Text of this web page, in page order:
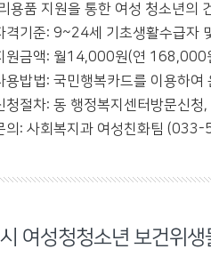
용품 지원을 통한 여성 청소년의
격기준: 9~24세 기초생활수급자
원금액: 월14,000원(연 168,000
용밥법: 국민행복카드를 이용하
청절차: 동 행정복지센터방문신청
의: 사회복지과 여성친화팀
여성청청소년 보건위생